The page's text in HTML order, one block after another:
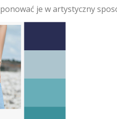
je w artystyczny